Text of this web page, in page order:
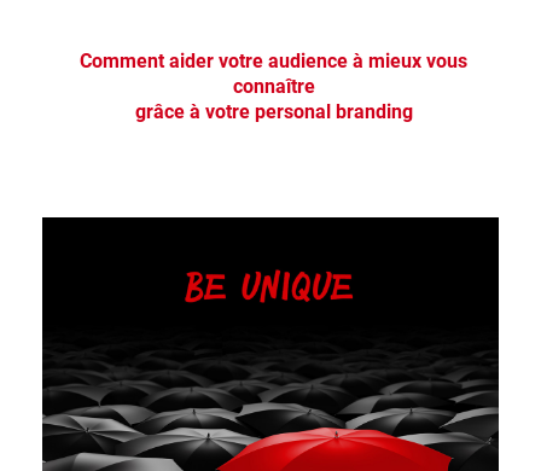
Comment aider votre audience à mieux vous
connaître
grâce à votre personal branding